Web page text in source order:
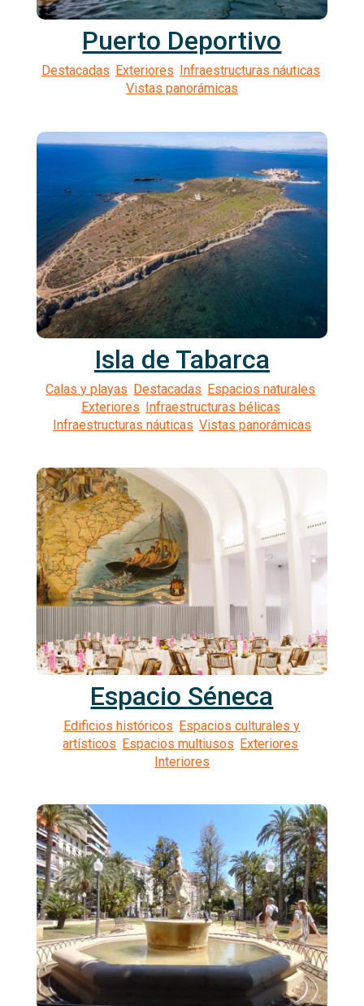
Puerto Deportivo
Isla de Tabarca
Espacio Séneca